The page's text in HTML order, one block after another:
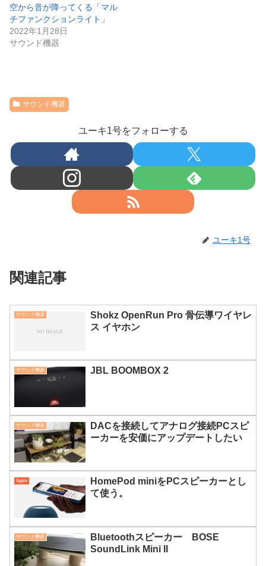
空から音が降ってくる「マル
チファンクションライト」
2022年1月28日
サウンド機器
サウンド機器
ユーキ1号をフォローする
ユーキ1号
関連記事
サウンド機器
Shokz OpenRun Pro 骨伝導ワイヤレ
ス イヤホン
サウンド機器 JBL BOOMBOX 2
サウンド機器
DACを接続してアナログ接続PCスピ
ーカーを安価にアップデートしたい
Apple
HomePod miniをPCスピーカーとし
て使う。
サウンド機器
Bluetoothスピーカー BOSE
SoundLink Mini II